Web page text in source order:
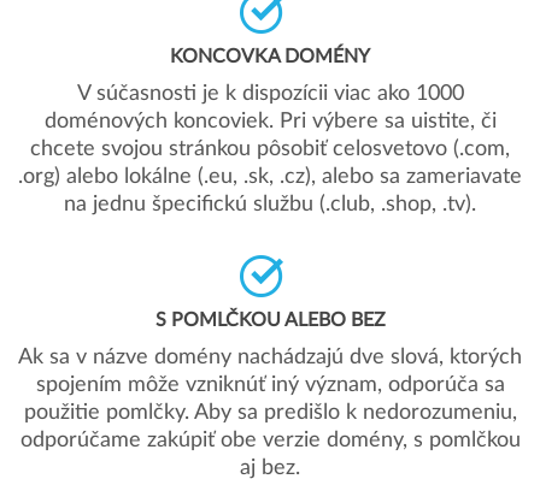
KONCOVKA DOMÉNY
V súčasnosti je k dispozícii viac ako 1000
doménových koncoviek. Pri výbere sa uistite, či
chcete svojou stránkou pôsobiť celosvetovo (.com,
.org) alebo lokálne (.eu, .sk, .cz), alebo sa zameriavate
na jednu špecifickú službu (.club, .shop, .tv).
S POMLČKOU ALEBO BEZ
Ak sa v názve domény nachádzajú dve slová, ktorých
spojením môže vzniknúť iný význam, odporúča sa
použitie pomlčky. Aby sa predišlo k nedorozumeniu,
odporúčame zakúpiť obe verzie domény, s pomlčkou
aj bez.